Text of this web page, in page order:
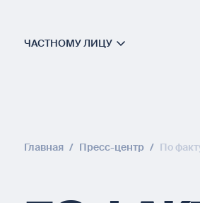
ЧАСТНОМУ ЛИЦУ
Главная / Пресс-центр / По